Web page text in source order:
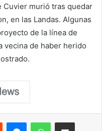
Cuvier murió tras quedar
en las Landas. Algunas
de la línea de
vecina de haber herido
Reddit MessengerWhatsAppCompartir vía correo